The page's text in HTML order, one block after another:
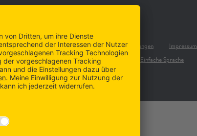
Datenschutzerklärung Teilnahmebedingungen Impressum
Cookie-Richtlinie
Einfache Sprache